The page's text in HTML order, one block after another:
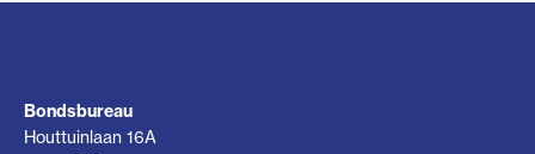
Bondsbureau
Houttuinlaan 16A